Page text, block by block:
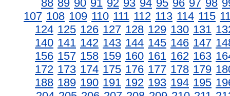
88 89 90 91 92 93 94 95 96 97 98
107 108 109 110 111 112 113 114 115
124 125 126 127 128 129 130 131
140 141 142 143 144 145 146 147
156 157 158 159 160 161 162 163
172 173 174 175 176 177 178 179
188 189 190 191 192 193 194 195